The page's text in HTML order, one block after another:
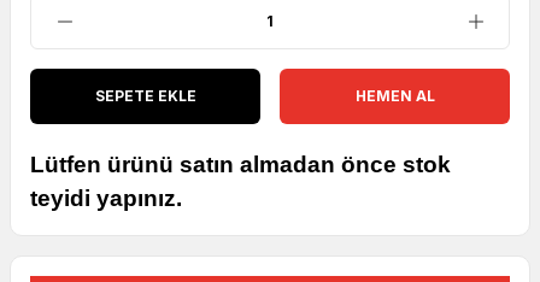
SEPETE EKLE HEMEN AL
Lütfen ürünü satın almadan önce stok
teyidi yapınız.